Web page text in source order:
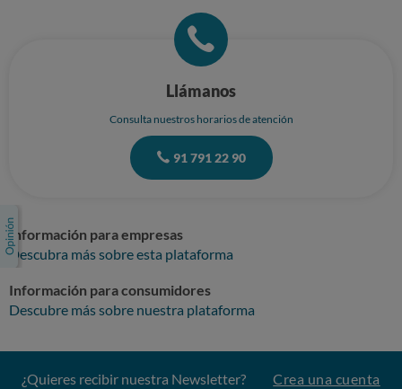
Llámanos
Consulta nuestros horarios de atención
91 791 22 90
Información para empresas
Descubra más sobre esta plataforma
Información para consumidores
Descubre más sobre nuestra plataforma
¿Quieres recibir nuestra Newsletter? Crea una cuenta